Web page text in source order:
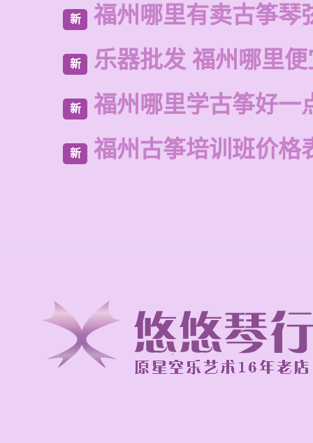
新 福州哪里有卖古筝琴
新 乐器批发 福州哪里
新 福州哪里学古筝好一
新 福州古筝培训班价格